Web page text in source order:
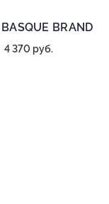
BRAND
4 370 руб.